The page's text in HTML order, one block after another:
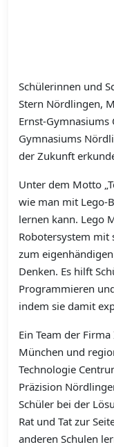
Schülerinnen und
Stern Nördlingen,
Ernst-
Gymnasiums
der Zukunft
Unter dem Motto
wie man mit Lego-
lernen kann. Lego
Robotersystem mit
zum
Denken. Es hilft
Programmieren
indem sie damit
Ein Team der
München und
Technologie
Präzision
Schüler bei der
Rat und Tat zur
anderen Schulen